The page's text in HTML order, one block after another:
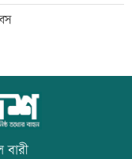
স্বর্ণের ভরি কত
ছবি তুলে বয়ফ্রেন্ডকে
আজ স্বর্ণের ভরি কত